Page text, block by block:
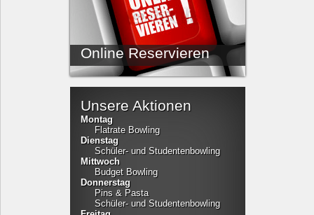
Online Reservieren
Unsere Aktionen
Montag
Flatrate Bowling
Dienstag
Schüler- und Studentenbowling
Mittwoch
Budget Bowling
Donnerstag
Pins & Pasta
Schüler- und Studentenbowling